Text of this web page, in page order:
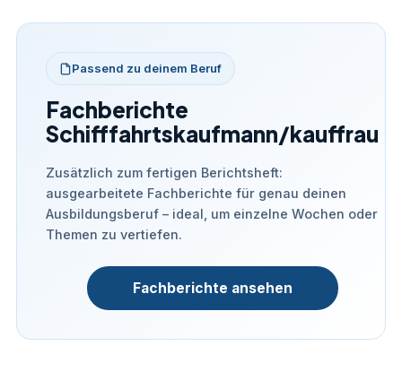
Passend zu deinem Beruf
Fachberichte
Schifffahrtskaufmann/kauffrau
Zusätzlich zum fertigen Berichtsheft:
ausgearbeitete Fachberichte für genau deinen
Ausbildungsberuf – ideal, um einzelne Wochen oder
Themen zu vertiefen.
Fachberichte ansehen